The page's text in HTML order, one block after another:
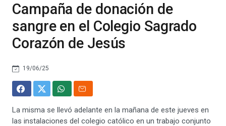
Campaña de donación de
sangre en el Colegio Sagrado
Corazón de Jesús
19/06/25
La misma se llevó adelante en la mañana de este jueves en
las instalaciones del colegio católico en un trabajo conjunto